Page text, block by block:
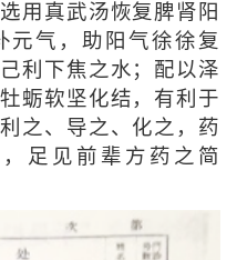
用真武汤恢复脾肾阳
元气，助阳气徐徐复
利下焦之水；配以泽
蛎软坚化结，有利于
之、导之、化之，药
足见前辈方药之简